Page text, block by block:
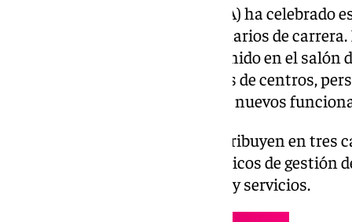
La Universidad de Málaga (UMA) ha celebrado
posesión de 149 nuevos funcionarios de
rector Teodomiro López, ha reunido en el
de Gobierno, decanos, directores de centros,
universitaria y familiares de los nuevos
Los 149 nombramientos se distribuyen en tres
profesores titulares y ocho técnicos de gestión
del personal de administración y servicios.